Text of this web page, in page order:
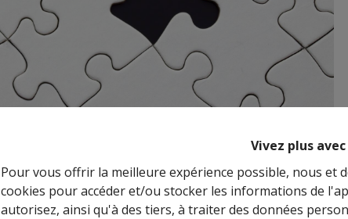
Vivez plus
Pour vous offrir la meilleure expérience possible, nous et
cookies pour accéder et/ou stocker les informations de
autorisez, ainsi qu'à des tiers, à traiter des données